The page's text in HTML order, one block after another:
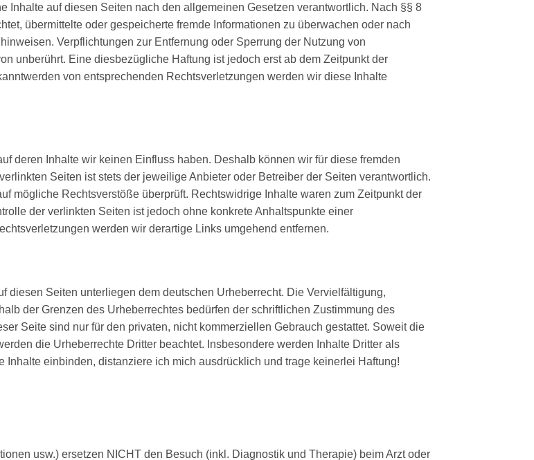
Inhalte auf diesen Seiten nach den allgemeinen Gesetzen verantwortlich. Nach §§ 8
übermittelte oder gespeicherte fremde Informationen zu überwachen oder nach
Verpflichtungen zur Entfernung oder Sperrung der Nutzung von
unberührt. Eine diesbezügliche Haftung ist jedoch erst ab dem Zeitpunkt der
von entsprechenden Rechtsverletzungen werden wir diese Inhalte
deren Inhalte wir keinen Einfluss haben. Deshalb können wir für diese fremden
Seiten ist stets der jeweilige Anbieter oder Betreiber der Seiten verantwortlich.
mögliche Rechtsverstöße überprüft. Rechtswidrige Inhalte waren zum Zeitpunkt der
der verlinkten Seiten ist jedoch ohne konkrete Anhaltspunkte einer
werden wir derartige Links umgehend entfernen.
diesen Seiten unterliegen dem deutschen Urheberrecht. Die Vervielfältigung,
der Grenzen des Urheberrechtes bedürfen der schriftlichen Zustimmung des
Seite sind nur für den privaten, nicht kommerziellen Gebrauch gestattet. Soweit die
die Urheberrechte Dritter beachtet. Insbesondere werden Inhalte Dritter als
einbinden, distanziere ich mich ausdrücklich und trage keinerlei Haftung!
usw.) ersetzen NICHT den Besuch (inkl. Diagnostik und Therapie) beim Arzt oder